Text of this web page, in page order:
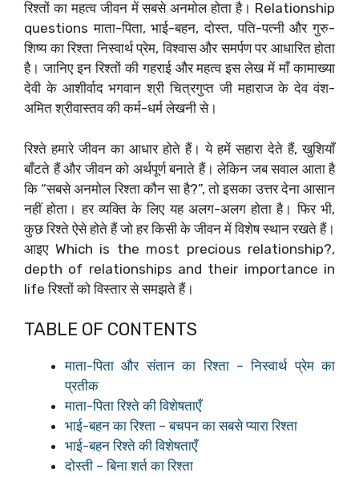
रिश्तों का महत्व जीवन में सबसे अनमोल होता है। Relationship
questions माता-पिता, भाई-बहन, दोस्त, पति-पत्नी और गुरु-
शिष्य का रिश्ता निस्वार्थ प्रेम, विश्वास और समर्पण पर आधारित होता
है। जानिए इन रिश्तों की गहराई और महत्व इस लेख में माँ कामाख्या
देवी के आशीर्वाद भगवान श्री चित्रगुप्त जी महाराज के देव वंश-
अमित श्रीवास्तव की कर्म-धर्म लेखनी से।
रिश्ते हमारे जीवन का आधार होते हैं। ये हमें सहारा देते हैं, खुशियाँ
बाँटते हैं और जीवन को अर्थपूर्ण बनाते हैं। लेकिन जब सवाल आता है
कि “सबसे अनमोल रिश्ता कौन सा है?”, तो इसका उत्तर देना आसान
नहीं होता। हर व्यक्ति के लिए यह अलग-अलग होता है। फिर भी,
कुछ रिश्ते ऐसे होते हैं जो हर किसी के जीवन में विशेष स्थान रखते हैं।
आइए Which is the most precious relationship?,
depth of relationships and their importance in
life रिश्तों को विस्तार से समझते हैं।
TABLE OF CONTENTS
माता-पिता और संतान का रिश्ता – निस्वार्थ प्रेम का
प्रतीक
माता-पिता रिश्ते की विशेषताएँ
भाई-बहन का रिश्ता – बचपन का सबसे प्यारा रिश्ता
भाई-बहन रिश्ते की विशेषताएँ
दोस्ती – बिना शर्त का रिश्ता